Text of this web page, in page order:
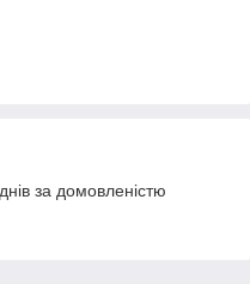
за домовленістю